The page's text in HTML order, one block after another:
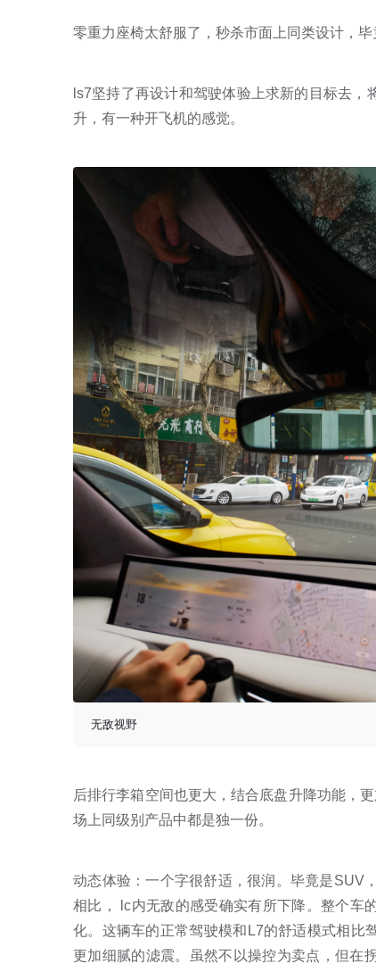
零重力座椅太舒服了，秒杀市面上同类设计，
ls7坚持了再设计和驾驶体验上求新的目标去
升，有一种开飞机的感觉。
无敌视野
后排行李箱空间也更大，结合底盘升降功能，
场上同级别产品中都是独一份。
动态体验：一个字很舒适，很润。毕竟是SUV
相比， lc内无敌的感受确实有所下降。整个车
化。这辆车的正常驾驶模和L7的舒适模式相比
更加细腻的滤震。虽然不以操控为卖点，但在